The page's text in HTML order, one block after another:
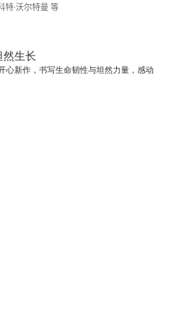
者
特·沃尔特曼 等
然生长
心新作，书写生命韧性与坦然力量，感动